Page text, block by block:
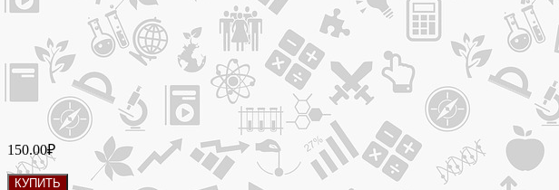
150.00₽
Количество
КУПИТЬ